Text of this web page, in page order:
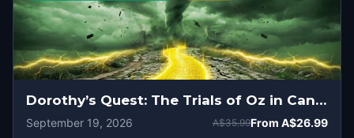
Dorothy’s Quest: The Trials of Oz in Canberra
September 19, 2026 A$35.99From A$26.99